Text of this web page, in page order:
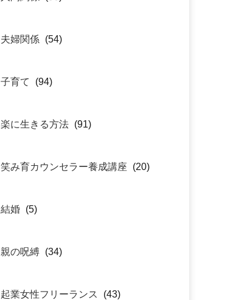
夫婦関係 (54)
子育て (94)
楽に生きる方法 (91)
笑み育カウンセラー養成講座 (20)
結婚 (5)
親の呪縛 (34)
起業女性フリーランス (43)